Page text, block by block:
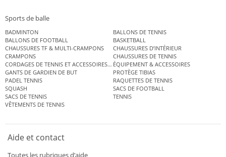
Sports de balle
BADMINTON
BALLONS DE TENNIS
BALLONS DE FOOTBALL
BASKETBALL
CHAUSSURES TF & MULTI-CRAMPONS
CHAUSSURES D’INTÉRIEUR
CRAMPONS
CHAUSSURES DE TENNIS
CORDAGES DE TENNIS ET ACCESSOIRES DE TENNISÉQUIPEMENT & ACCESSOIRES
GANTS DE GARDIEN DE BUT
PROTÈGE TIBIAS
PADEL TENNIS
RAQUETTES DE TENNIS
SQUASH
SACS DE FOOTBALL
SACS DE TENNIS
TENNIS
VÊTEMENTS DE TENNIS
Aide et contact
Toutes les rubriques d’aide